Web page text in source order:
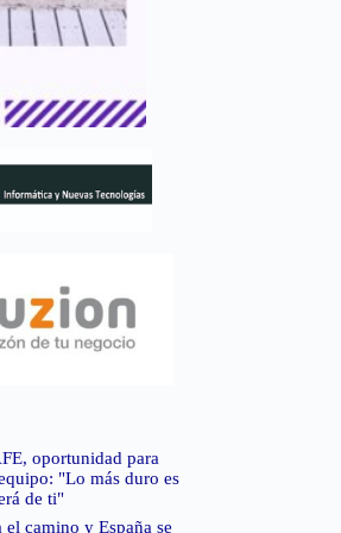
oportunidad para
"Lo más duro es
de ti"
el camino y España se